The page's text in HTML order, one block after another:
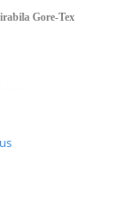
Gore-Tex